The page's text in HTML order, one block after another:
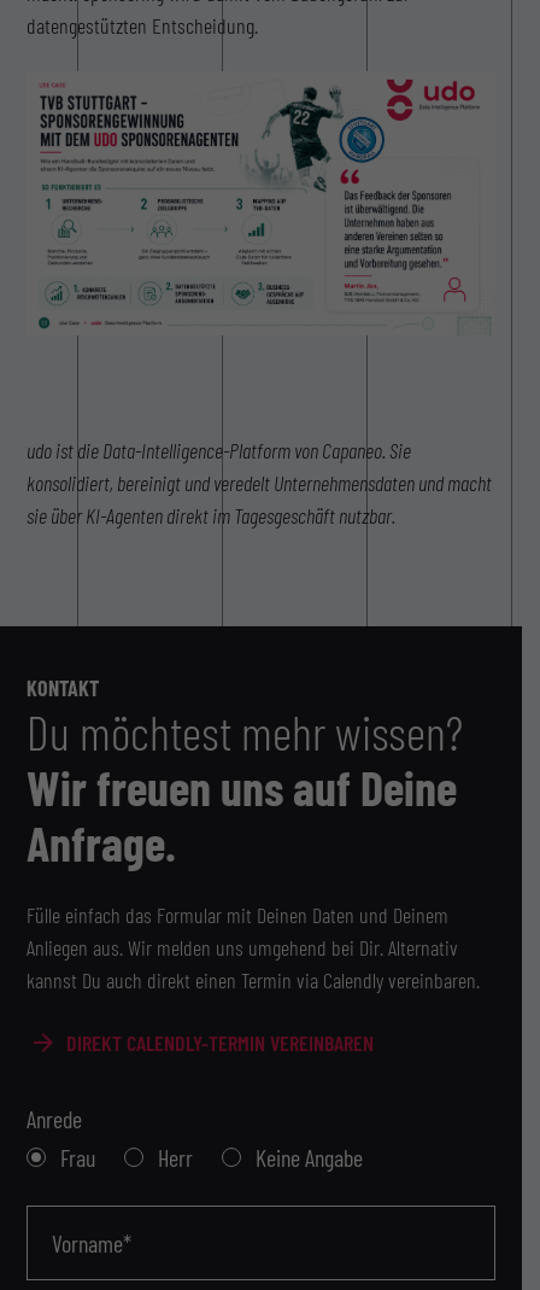
datengestützten Entscheidung.
udo ist die Data-Intelligence-Platform von Capaneo. Sie
konsolidiert, bereinigt und veredelt Unternehmensdaten und macht
sie über KI-Agenten direkt im Tagesgeschäft nutzbar.
KONTAKT
Du möchtest mehr wissen?
Wir freuen uns auf Deine
Anfrage.
Fülle einfach das Formular mit Deinen Daten und Deinem
Anliegen aus. Wir melden uns umgehend bei Dir. Alternativ
kannst Du auch direkt einen Termin via Calendly vereinbaren.
DIREKT CALENDLY-TERMIN VEREINBAREN
Anrede
Frau
Herr Keine Angabe
Vorname*